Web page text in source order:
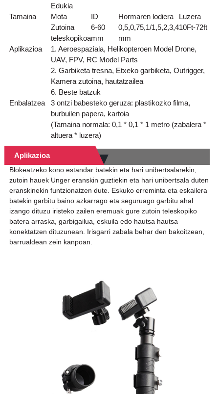
Edukia
Tamaina Mota ID Hormaren lodiera
Luzera
Zutoina
teleskopikoa
6-60
mm
0,5,0,75,1/1,5,2,3,4
mm
10Ft-72ft
Aplikazioa
1. Aeroespaziala, Helikopteroen Model Drone,
UAV, FPV, RC Model Parts
2. Garbiketa tresna, Etxeko garbiketa, Outrigger,
Kamera zutoina, hautatzailea
6. Beste batzuk
Enbalatzea
3 ontzi babesteko geruza: plastikozko filma,
burbuilen papera, kartoia
(Tamaina normala: 0,1 * 0,1 * 1 metro (zabalera *
altuera * luzera)
Aplikazioa
Blokeatzeko kono estandar batekin eta hari unibertsalarekin,
zutoin hauek Unger eranskin guztiekin eta hari unibertsala duten
eranskinekin funtzionatzen dute. Eskuko erreminta eta eskailera
batekin garbitu baino azkarrago eta seguruago garbitu ahal
izango dituzu iristeko zailen eremuak gure zutoin teleskopiko
batera arraska, garbigailua, eskuila edo hautsa hautsa
konektatzen dituzunean. Irisgarri zabala behar den bakoitzean,
barrualdean zein kanpoan.